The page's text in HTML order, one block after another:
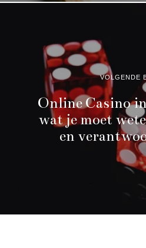
VOLGENDE
Online Casino
wat je moet
en